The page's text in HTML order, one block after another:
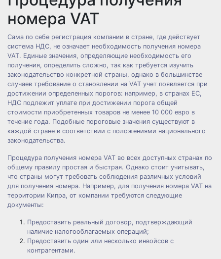
номера VAT
Сама по себе регистрация компании в стране, где действует
система НДС, не означает необходимость получения номера
VAT. Единые значения, определяющие необходимость его
получения, определить сложно, так как требуется изучить
законодательство конкретной страны, однако в большинстве
случаев требование о становлении на VAT учет появляется при
достижении определенных порогов: например, в странах ЕС,
НДС подлежит уплате при достижении порога общей
стоимости приобретенных товаров не менее 10 000 евро в
течение года. Подобные пороговые значения существуют в
каждой стране в соответствии с положениями национального
законодательства.
Процедура получения номера VAT во всех доступных странах по
общему правилу простая и быстрая. Однако стоит учитывать,
что страны могут требовать соблюдения различных условий
для получения номера. Например, для получения номера VAT на
территории Кипра, от компании требуются следующие
документы:
Предоставить реальный договор, подтверждающий
наличие налогооблагаемых операций;
Предоставить один или несколько инвойсов с
контрагентами.